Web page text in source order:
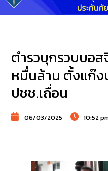
ตำรวบุกรวบบอส
หมื่นล้าน ตั้งแก๊
ปชช.เถื่อน
06/03/2025 10:52